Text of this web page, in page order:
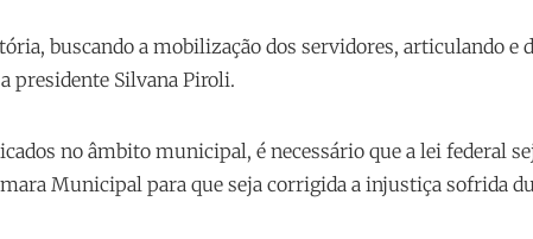
buscando a mobilização dos servidores, articulando e
presidente Silvana Piroli.
no âmbito municipal, é necessário que a lei federal
Municipal para que seja corrigida a injustiça sofrida